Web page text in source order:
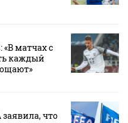
матчах с
каждый
что